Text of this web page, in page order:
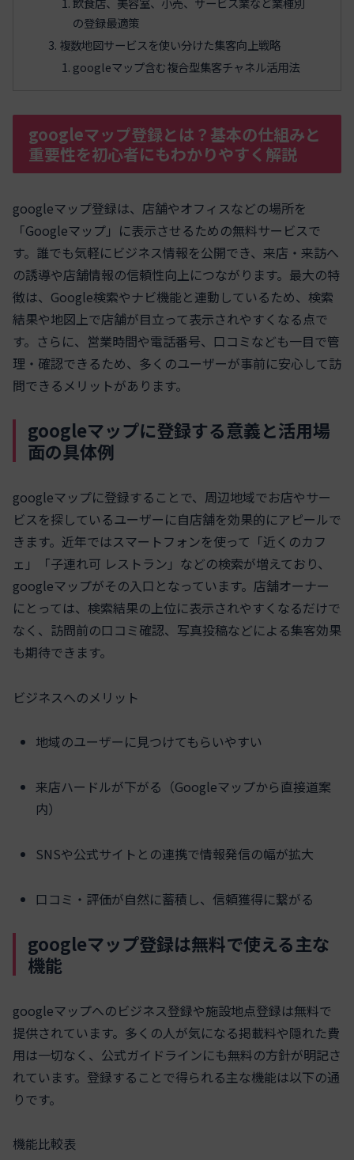
の登録最適策
複数地図サービスを使い分けた集客向上戦略
googleマップ含む複合型集客チャネル活用法
googleマップ登録とは？基本の仕組みと
重要性を初心者にもわかりやすく解説
googleマップ登録は、店舗やオフィスなどの場所を
「Googleマップ」に表示させるための無料サービスで
す。誰でも気軽にビジネス情報を公開でき、来店・来訪へ
の誘導や店舗情報の信頼性向上につながります。最大の特
徴は、Google検索やナビ機能と連動しているため、検索
結果や地図上で店舗が目立って表示されやすくなる点で
す。さらに、営業時間や電話番号、口コミなども一目で管
理・確認できるため、多くのユーザーが事前に安心して訪
問できるメリットがあります。
googleマップに登録する意義と活用場
面の具体例
googleマップに登録することで、周辺地域でお店やサー
ビスを探しているユーザーに自店舗を効果的にアピールで
きます。近年ではスマートフォンを使って「近くのカフ
ェ」「子連れ可 レストラン」などの検索が増えており、
googleマップがその入口となっています。店舗オーナー
にとっては、検索結果の上位に表示されやすくなるだけで
なく、訪問前の口コミ確認、写真投稿などによる集客効果
も期待できます。
ビジネスへのメリット
地域のユーザーに見つけてもらいやすい
来店ハードルが下がる（Googleマップから直接道案
内）
SNSや公式サイトとの連携で情報発信の幅が拡大
口コミ・評価が自然に蓄積し、信頼獲得に繋がる
googleマップ登録は無料で使える主な
機能
googleマップへのビジネス登録や施設地点登録は無料で
提供されています。多くの人が気になる掲載料や隠れた費
用は一切なく、公式ガイドラインにも無料の方針が明記さ
れています。登録することで得られる主な機能は以下の通
りです。
機能比較表